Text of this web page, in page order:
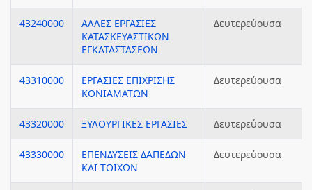
43240000
ΑΛΛΕΣ ΕΡΓΑΣΙΕΣ
ΚΑΤΑΣΚΕΥΑΣΤΙΚΩΝ
ΕΓΚΑΤΑΣΤΑΣΕΩΝ
Δευτερεύουσα
43310000
ΕΡΓΑΣΙΕΣ ΕΠΙΧΡΙΣΗΣ
ΚΟΝΙΑΜΑΤΩΝ
Δευτερεύουσα
43320000 ΞΥΛΟΥΡΓΙΚΕΣ ΕΡΓΑΣΙΕΣ Δευτερεύουσα
43330000
ΕΠΕΝΔΥΣΕΙΣ ΔΑΠΕΔΩΝ
ΚΑΙ ΤΟΙΧΩΝ
Δευτερεύουσα